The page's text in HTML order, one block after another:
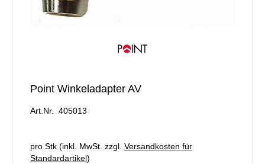
Point Winkeladapter AV
Art.Nr. 405013
pro Stk (inkl. MwSt. zzgl. Versandkosten für
Standardartikel)